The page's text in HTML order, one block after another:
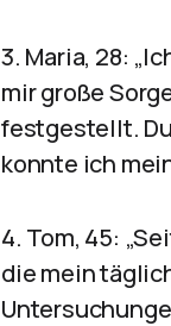
3. Maria, 28:
mir große
festgestellt.
konnte ich
4. Tom, 45:
die mein